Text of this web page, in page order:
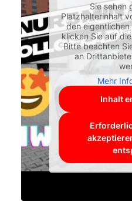
Sie sehen
Platzhalterinhalt
den
klicken Sie auf
Bitte beachten
an
Mehr
Inhalt